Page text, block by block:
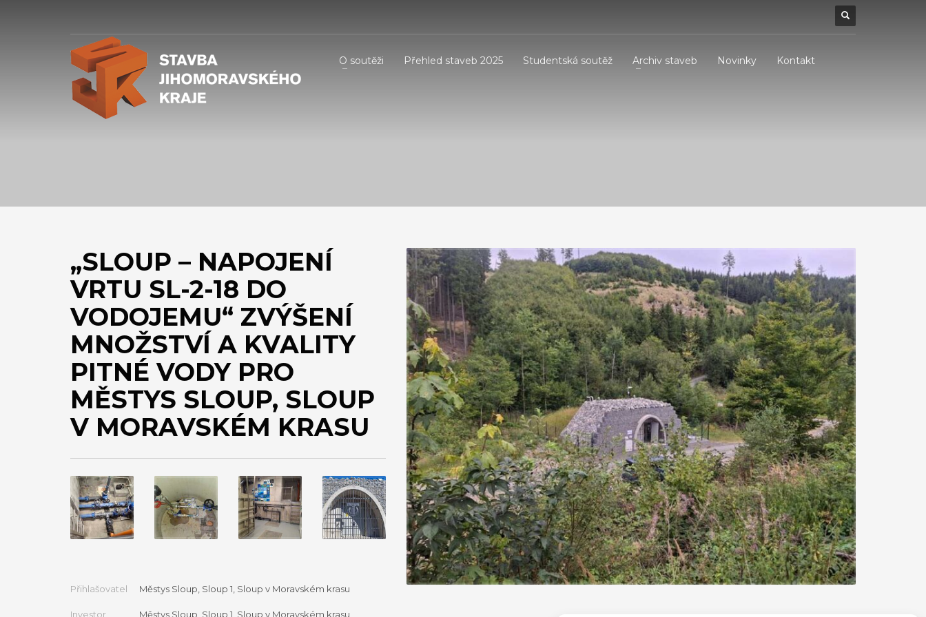
O soutěži Přehled staveb 2025 Studentská soutěž Archiv staveb Novinky Kontakt
„SLOUP – NAPOJENÍ
VRTU SL-2-18 DO
VODOJEMU“ ZVÝŠENÍ
MNOŽSTVÍ A KVALITY
PITNÉ VODY PRO
MĚSTYS SLOUP, SLOUP
V MORAVSKÉM KRASU
Přihlašovatel Městys Sloup, Sloup 1, Sloup v Moravském krasu
Investor Městys Sloup, Sloup 1, Sloup v Moravském krasu